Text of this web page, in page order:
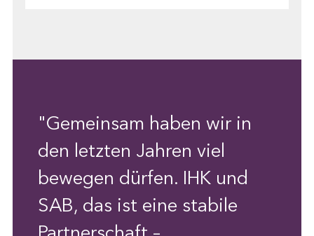
"Gemeinsam haben wir in
den letzten Jahren viel
bewegen dürfen. IHK und
SAB, das ist eine stabile